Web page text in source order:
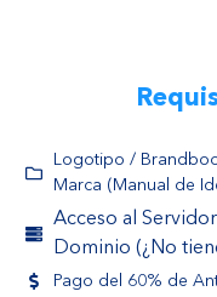
Logotipo /
Marca (Manual de
Acceso al
Dominio (¿No
Pago del 60% de